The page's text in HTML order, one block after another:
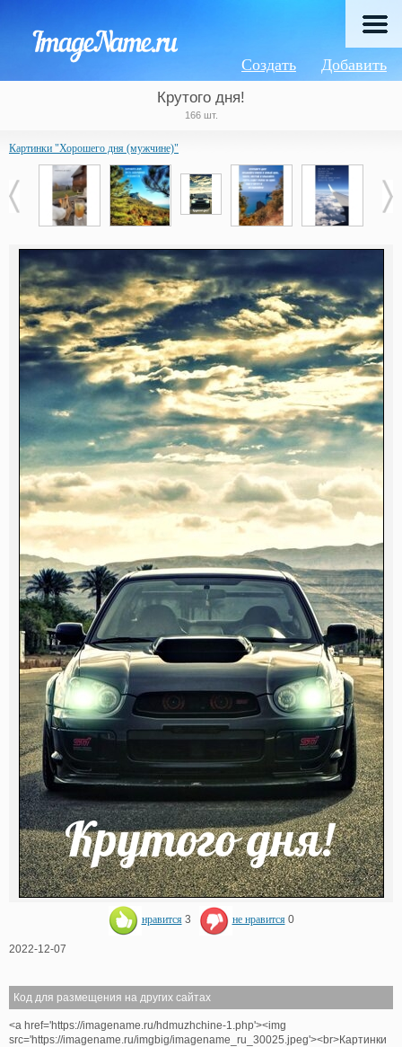
Добавить
Создать
Крутого дня!
166 шт.
Картинки "Хорошего дня (мужчине)"
нравится 3 не нравится 0
2022-12-07
Код для размещения на других сайтах
<a href='https://imagename.ru/hdmuzhchine-1.php'><img
src='https://imagename.ru/imgbig/imagename_ru_30025.jpeg'><br>Картинки